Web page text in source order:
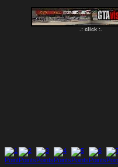
.: click :.